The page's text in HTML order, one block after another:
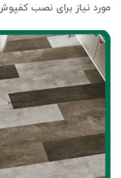
مورد نیاز برای نصب